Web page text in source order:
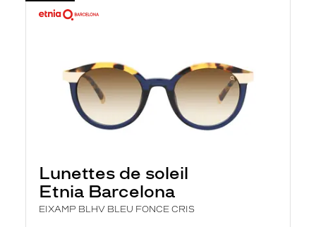
Lunettes de soleil
Etnia Barcelona
EIXAMP BLHV BLEU FONCE CRIS